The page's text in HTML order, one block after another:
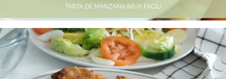
TARTA DE MANZANA (MUY FÁCIL)